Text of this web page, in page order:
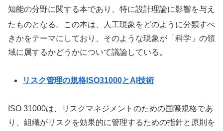
知能の分野に関する本であり、特に設計理論に影響を与え
たものとなる。
この本は、人工現象をどのように分類すべ
きかをテーマにしており、そのような現象が「科学」の領
域に属するかどうかについて議論している。
リスク管理の規格ISO31000とAI技術
ISO 31000は、リスクマネジメントのための国際規格であ
り、組織がリスクを効果的に管理するための指針と原則を